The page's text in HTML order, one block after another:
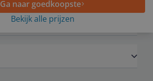
Ga naar goedkoopste
Bekijk alle prijzen